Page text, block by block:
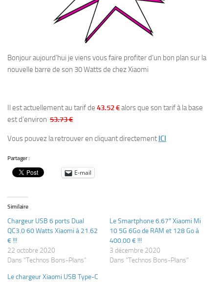
Bonjour aujourd’hui je viens vous faire profiter d’un bon plan sur la
nouvelle barre de son 30 Watts de chez Xiaomi
Il est actuellement au tarif de 43.52 €alors que son tarif à la base
est d’environ 53.73 €
Vous pouvez la retrouver en cliquant directement ICI
Partager :
E-mail
Similaire
Chargeur USB 6 ports Dual
QC3.0 60 Watts Xiaomi à 21.62
€ !!!
22 octobre 2020
Dans "Technos Bons-Plans"
Le Smartphone 6.67″ Xiaomi Mi
10 5G 6Go de RAM et 128 Go à
400.00 € !!!
3 décembre 2020
Dans "Technos Bons-Plans"
Le chargeur Xiaomi USB Type-C